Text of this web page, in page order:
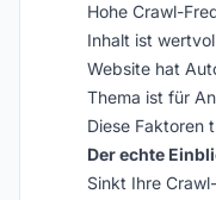
Hohe Crawl-
Inhalt ist
Website hat
Thema ist für
Diese Faktoren
Der echte
Sinkt Ihre